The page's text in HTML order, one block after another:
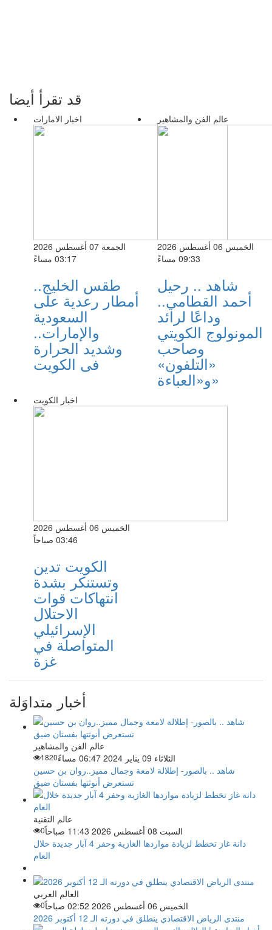
قد تقرأ أيضا
اخبار الامارات
الجمعة 07 أغسطس 2026
03:17 مساءً
طقس الخليج..
أمطار رعدية على
السعودية
والإمارات..
وشديد الحرارة
فى الكويت
عالم الفن والمشاهير
الخميس 06 أغسطس 2026
09:33 مساءً
شاهد .. رحيل
أحمد القطامي..
وداعًا لرائد
المونولوج الكويتي
وصاحب
«التلفون»
و«العباءة»
اخبار الكويت
الخميس 06 أغسطس 2026
03:46 صباحاً
الكويت تدين
وتستنكر بشدة
انتهاكات قوات
الاحتلال
الإسرائيلي
المتواصلة في
غزة
أخبار متداوَلة
عالم الفن والمشاهير
الثلاثاء 09 يناير 2024 06:47 مساءً
1820
شاهد .. بالصور- إطلالة لامعة وجمال مميز..روان بن حسين
تستعرض أنوثتها بفستان ضيق
عالم التقنية
السبت 08 أغسطس 2026 11:43 صباحاً
0
دانة غاز تخطط لزيادة مواردها الغازية وحفر 4 آبار جديدة خلال
العام
العالم العربي
الخميس 06 أغسطس 2026 02:52 صباحاً
0
منتدى الرياض الاقتصادي ينطلق في دورته الـ 12 أكتوبر 2026